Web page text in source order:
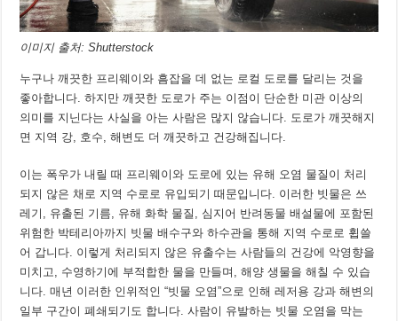
이미지 출처: Shutterstock
누구나 깨끗한 프리웨이와 흠잡을 데 없는 로컬 도로를 달리는 것을
좋아합니다. 하지만 깨끗한 도로가 주는 이점이 단순한 미관 이상의
의미를 지닌다는 사실을 아는 사람은 많지 않습니다. 도로가 깨끗해지
면 지역 강, 호수, 해변도 더 깨끗하고 건강해집니다.
이는 폭우가 내릴 때 프리웨이와 도로에 있는 유해 오염 물질이 처리
되지 않은 채로 지역 수로로 유입되기 때문입니다. 이러한 빗물은 쓰
레기, 유출된 기름, 유해 화학 물질, 심지어 반려동물 배설물에 포함된
위험한 박테리아까지 빗물 배수구와 하수관을 통해 지역 수로로 휩쓸
어 갑니다. 이렇게 처리되지 않은 유출수는 사람들의 건강에 악영향을
미치고, 수영하기에 부적합한 물을 만들며, 해양 생물을 해칠 수 있습
니다. 매년 이러한 인위적인 “빗물 오염”으로 인해 레저용 강과 해변의
일부 구간이 폐쇄되기도 합니다. 사람이 유발하는 빗물 오염을 막는